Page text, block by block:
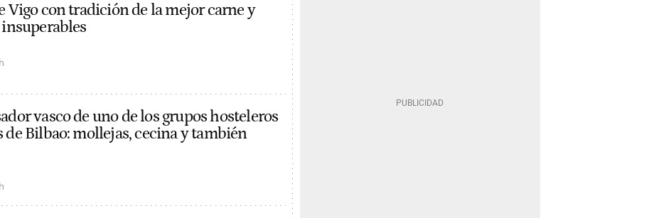
Vigo con tradición de la mejor carne y
vasco de uno de los grupos hosteleros
de Bilbao: mollejas, cecina y también